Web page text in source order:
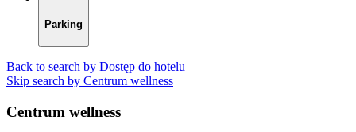
Parking
Back to search by Dostęp do hotelu
Skip search by Centrum wellness
Centrum wellness